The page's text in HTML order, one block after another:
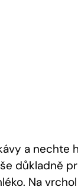
a nechte
důkladně
Na